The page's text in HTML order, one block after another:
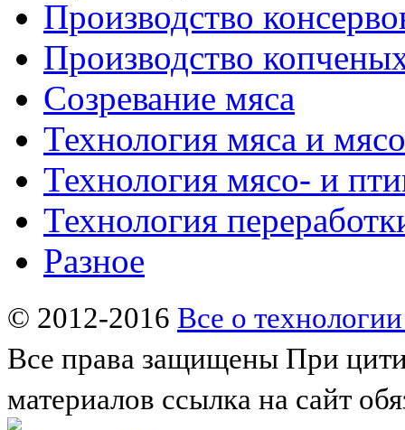
Производство
Производство
Созревание мяса
Технология мяса и
Технология мясо- и
Технология
Разное
© 2012-2016 Все о
Все права защищены При
материалов ссылка на сайт